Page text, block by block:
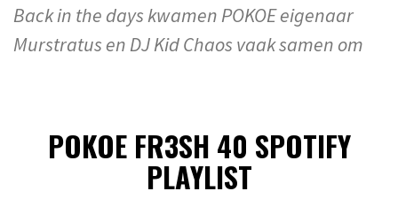
Back in the days kwamen POKOE eigenaar
Murstratus en DJ Kid Chaos vaak samen om
POKOE FR3SH 40 SPOTIFY
PLAYLIST